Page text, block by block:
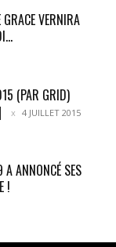
VERNIRA
(PAR GRID)
4 JUILLET 2015
A ANNONCÉ SES
!